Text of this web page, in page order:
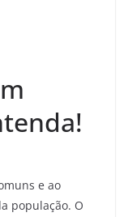
e ao
população. O